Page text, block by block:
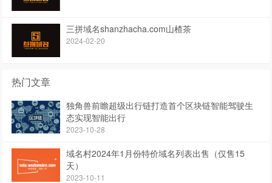
三拼域名shanzhacha.com山楂茶
2024-02-20
热门文章
独角兽前瞻超级出行链打造首个区块链智能驾驶生
态实现智能出行
2023-10-28
域名村2024年1月份特价域名列表出售（仅售15
天）
2023-10-11